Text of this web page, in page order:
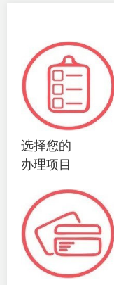
选择您的
办理项目